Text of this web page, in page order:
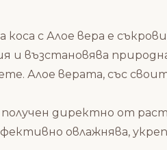
коса с Алое вера е
и възстановява
Алое верата, със
директно от
овлажнява,